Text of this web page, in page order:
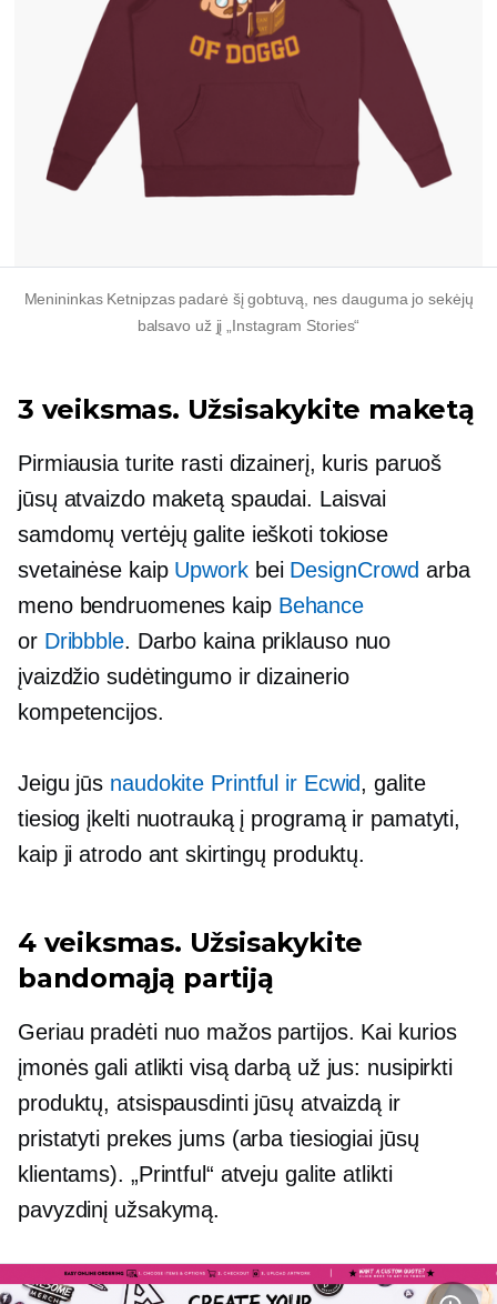
Menininkas Ketnipzas padarė šį gobtuvą, nes dauguma jo sekėjų
balsavo už jį „Instagram Stories“
3 veiksmas. Užsisakykite maketą
Pirmiausia turite rasti dizainerį, kuris paruoš
jūsų atvaizdo maketą spaudai. Laisvai
samdomų vertėjų galite ieškoti tokiose
svetainėse kaip Upworkbei DesignCrowd arba
meno bendruomenes kaip Behance
or Dribbble. Darbo kaina priklauso nuo
įvaizdžio sudėtingumo ir dizainerio
kompetencijos.
Jeigu jūs naudokite Printful ir Ecwid, galite
tiesiog įkelti nuotrauką į programą ir pamatyti,
kaip ji atrodo ant skirtingų produktų.
4 veiksmas. Užsisakykite
bandomąją partiją
Geriau pradėti nuo mažos partijos. Kai kurios
įmonės gali atlikti visą darbą už jus: nusipirkti
produktų, atsispausdinti jūsų atvaizdą ir
pristatyti prekes jums (arba tiesiogiai jūsų
klientams). „Printful“ atveju galite atlikti
pavyzdinį užsakymą.